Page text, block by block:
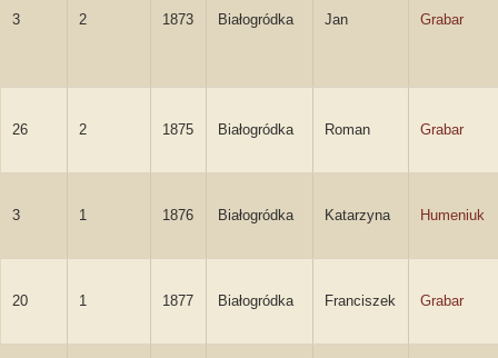
3 2 1873 Białogródka Jan Grabar
26 2 1875 Białogródka Roman Grabar
3 1 1876 Białogródka Katarzyna Humeniuk
20 1 1877 Białogródka Franciszek Grabar